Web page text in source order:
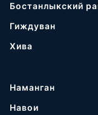
Бостанлыкский
Гиждуван
Хива
Наманган
Навои